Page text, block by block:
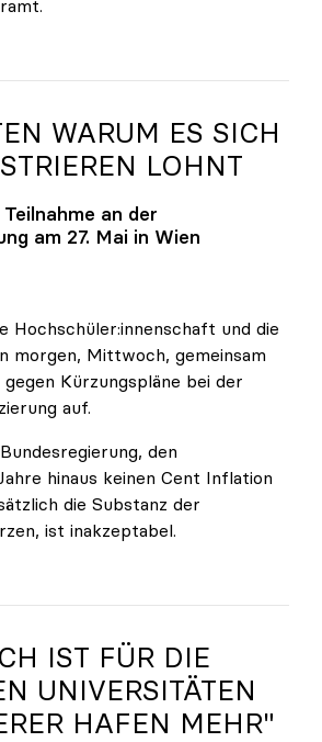
hin\": Rede von
WARUM ES SICH
LOHNT
an der
am 27. Mai in Wien
Hochschüler:innenschaft und die
morgen, Mittwoch, gemeinsam
Kürzungspläne bei der
auf.
den
hinaus keinen Cent Inflation
die Substanz der
ist inakzeptabel.
es sich zu demonstrieren lohnt
IST FÜR DIE
UNIVERSITÄTEN
HAFEN MEHR"